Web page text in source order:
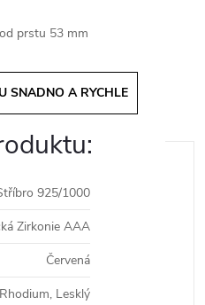
prstu 53 mm
SNADNO A RYCHLE
925/1000
Zirkonie AAA
Červená
Rhodium, Lesklý